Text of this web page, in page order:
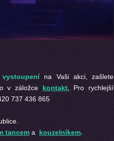
vystoupení na Vaši akci, zašlete
v záložce kontakt. Pro rychlejší
737 436 865
tancem a kouzelníkem.